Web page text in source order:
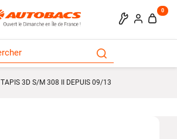
0
TAPIS 3D S/M 308 II DEPUIS 09/13